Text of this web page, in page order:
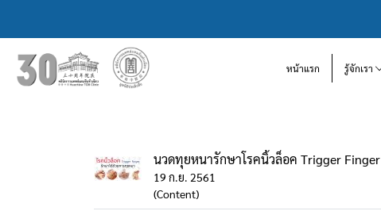
หน้าแรก รู้จักเรา
นวดทุยหนารักษาโรคนิ้วล็อค Trigger Finger
19 ก.ย. 2561
(Content)